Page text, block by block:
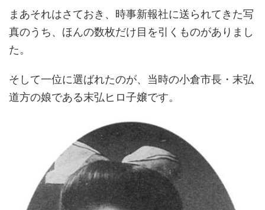
まあそれはさておき、時事新報社に送られてきた写
真のうち、ほんの数枚だけ目を引くものがありまし
た。
そして一位に選ばれたのが、当時の小倉市長・末弘
道方の娘である末弘ヒロ子嬢です。